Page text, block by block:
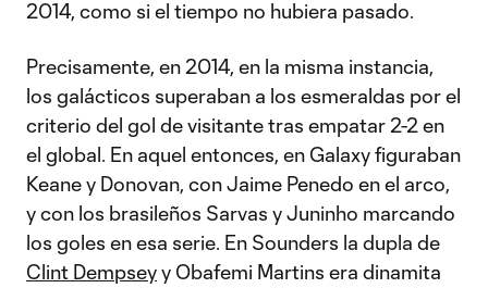
2014, como si el tiempo no hubiera pasado.
Precisamente, en 2014, en la misma instancia,
los galácticos superaban a los esmeraldas por el
criterio del gol de visitante tras empatar 2-2 en
el global. En aquel entonces, en Galaxy figuraban
Keane y Donovan, con Jaime Penedo en el arco,
y con los brasileños Sarvas y Juninho marcando
los goles en esa serie. En Sounders la dupla de
Clint Dempseyy Obafemi Martins era dinamita